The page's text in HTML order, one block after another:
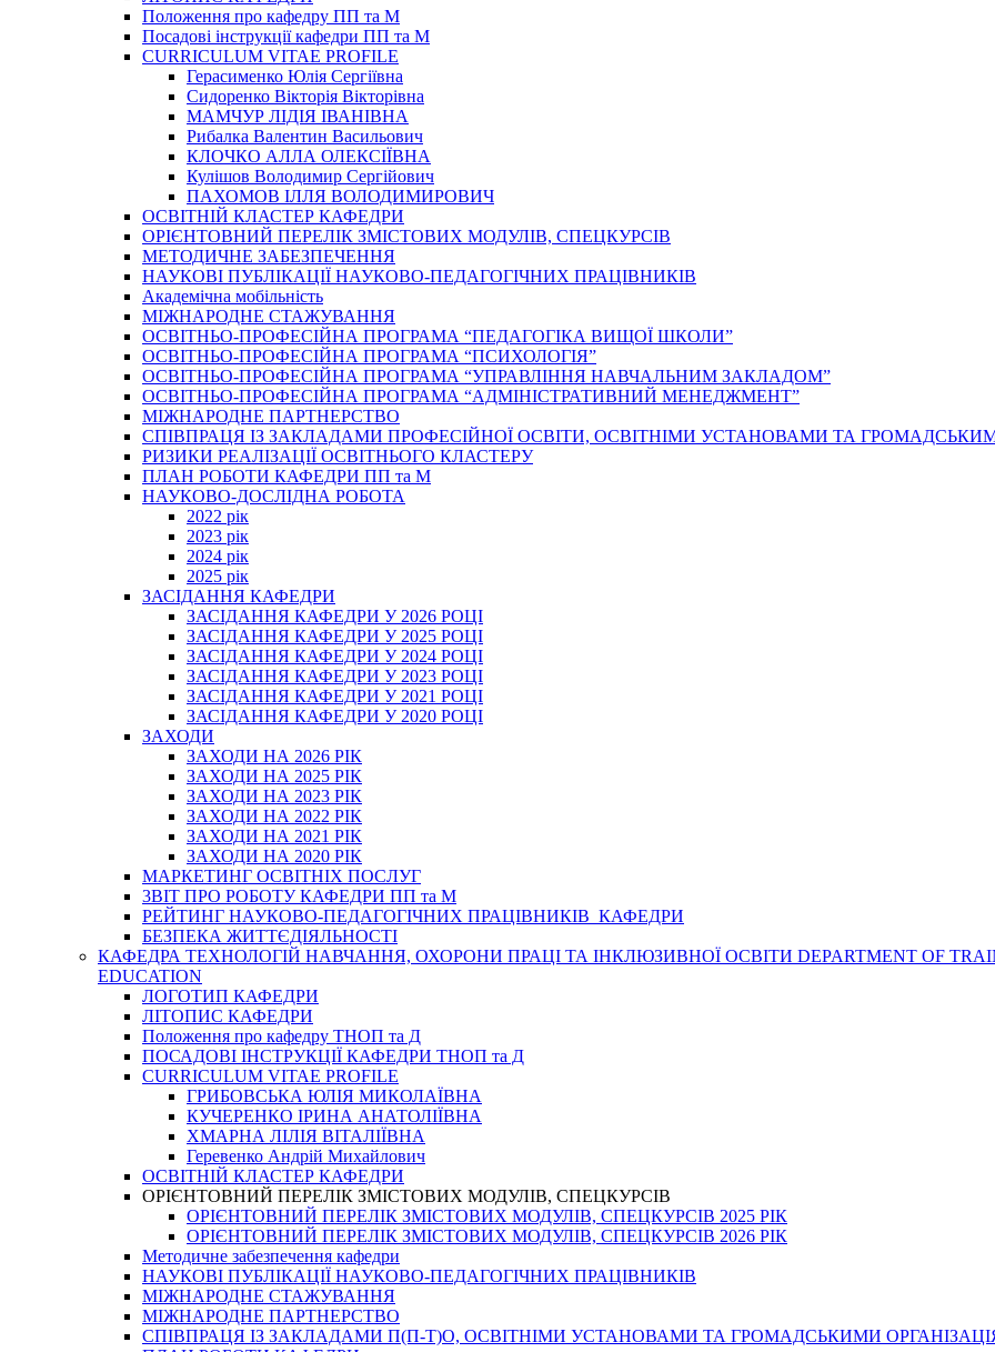
Положення про кафедру ПП та М
Посадові інструкції кафедри ПП та М
CURRICULUM VITAE PROFILE
Герасименко Юлія Сергіївна
Сидоренко Вікторія Вікторівна
МАМЧУР ЛІДІЯ ІВАНІВНА
Рибалка Валентин Васильович
КЛОЧКО АЛЛА ОЛЕКСІЇВНА
Кулішов Володимир Сергійович
ПАХОМОВ ІЛЛЯ ВОЛОДИМИРОВИЧ
ОСВІТНІЙ КЛАСТЕР КАФЕДРИ
ОРІЄНТОВНИЙ ПЕРЕЛІК ЗМІСТОВИХ МОДУЛІВ, СПЕЦКУРСІВ
МЕТОДИЧНЕ ЗАБЕЗПЕЧЕННЯ
НАУКОВІ ПУБЛІКАЦІЇ НАУКОВО-ПЕДАГОГІЧНИХ ПРАЦІВНИКІВ
Академічна мобільність
МІЖНАРОДНЕ СТАЖУВАННЯ
ОСВІТНЬО-ПРОФЕСІЙНА ПРОГРАМА “ПЕДАГОГІКА ВИЩОЇ ШКОЛИ”
ОСВІТНЬО-ПРОФЕСІЙНА ПРОГРАМА “ПСИХОЛОГІЯ”
ОСВІТНЬО-ПРОФЕСІЙНА ПРОГРАМА “УПРАВЛІННЯ НАВЧАЛЬНИМ ЗАКЛАДОМ”
ОСВІТНЬО-ПРОФЕСІЙНА ПРОГРАМА “АДМІНІСТРАТИВНИЙ МЕНЕДЖМЕНТ”
МІЖНАРОДНЕ ПАРТНЕРСТВО
СПІВПРАЦЯ ІЗ ЗАКЛАДАМИ ПРОФЕСІЙНОЇ ОСВІТИ, ОСВІТНІМИ УСТАНОВАМИ ТА
РИЗИКИ РЕАЛІЗАЦІЇ ОСВІТНЬОГО КЛАСТЕРУ
ПЛАН РОБОТИ КАФЕДРИ ПП та М
НАУКОВО-ДОСЛІДНА РОБОТА
2022 рік
2023 рік
2024 рік
2025 рік
ЗАСІДАННЯ КАФЕДРИ
ЗАСІДАННЯ КАФЕДРИ У 2026 РОЦІ
ЗАСІДАННЯ КАФЕДРИ У 2025 РОЦІ
ЗАСІДАННЯ КАФЕДРИ У 2024 РОЦІ
ЗАСІДАННЯ КАФЕДРИ У 2023 РОЦІ
ЗАСІДАННЯ КАФЕДРИ У 2021 РОЦІ
ЗАСІДАННЯ КАФЕДРИ У 2020 РОЦІ
ЗАХОДИ
ЗАХОДИ НА 2026 РІК
ЗАХОДИ НА 2025 РІК
ЗАХОДИ НА 2023 РІК
ЗАХОДИ НА 2022 РІК
ЗАХОДИ НА 2021 РІК
ЗАХОДИ НА 2020 РІК
МАРКЕТИНГ ОСВІТНІХ ПОСЛУГ
3BIT ПРО РОБОТУ КАФЕДРИ ПП та М
РЕЙТИНГ НАУКОВО-ПЕДАГОГІЧНИХ ПРАЦІВНИКІВ КАФЕДРИ
БЕЗПЕКА ЖИТТЄДІЯЛЬНОСТІ
КАФЕДРА ТЕХНОЛОГІЙ НАВЧАННЯ, ОХОРОНИ ПРАЦІ ТА ІНКЛЮЗИВНОЇ ОСВІТИ DEPARTMENT OF
EDUCATION
ЛОГОТИП КАФЕДРИ
ЛІТОПИС КАФЕДРИ
Положення про кафедру ТНОП та Д
ПОСАДОВІ ІНСТРУКЦІЇ КАФЕДРИ ТНОП та Д
CURRICULUM VITAE PROFILE
ГРИБОВСЬКА ЮЛІЯ МИКОЛАЇВНА
КУЧЕРЕНКО ІРИНА АНАТОЛІЇВНА
ХМАРНА ЛІЛІЯ ВІТАЛІЇВНА
Геревенко Андрій Михайлович
ОСВІТНІЙ КЛАСТЕР КАФЕДРИ
ОРІЄНТОВНИЙ ПЕРЕЛІК ЗМІСТОВИХ МОДУЛІВ, СПЕЦКУРСІВ
ОРІЄНТОВНИЙ ПЕРЕЛІК ЗМІСТОВИХ МОДУЛІВ, СПЕЦКУРСІВ 2025 РІК
ОРІЄНТОВНИЙ ПЕРЕЛІК ЗМІСТОВИХ МОДУЛІВ, СПЕЦКУРСІВ 2026 РІК
Методичне забезпечення кафедри
НАУКОВІ ПУБЛІКАЦІЇ НАУКОВО-ПЕДАГОГІЧНИХ ПРАЦІВНИКІВ
МІЖНАРОДНЕ СТАЖУВАННЯ
МІЖНАРОДНЕ ПАРТНЕРСТВО
СПІВПРАЦЯ ІЗ ЗАКЛАДАМИ П(П-Т)О, ОСВІТНІМИ УСТАНОВАМИ ТА ГРОМАДСЬКИМИ